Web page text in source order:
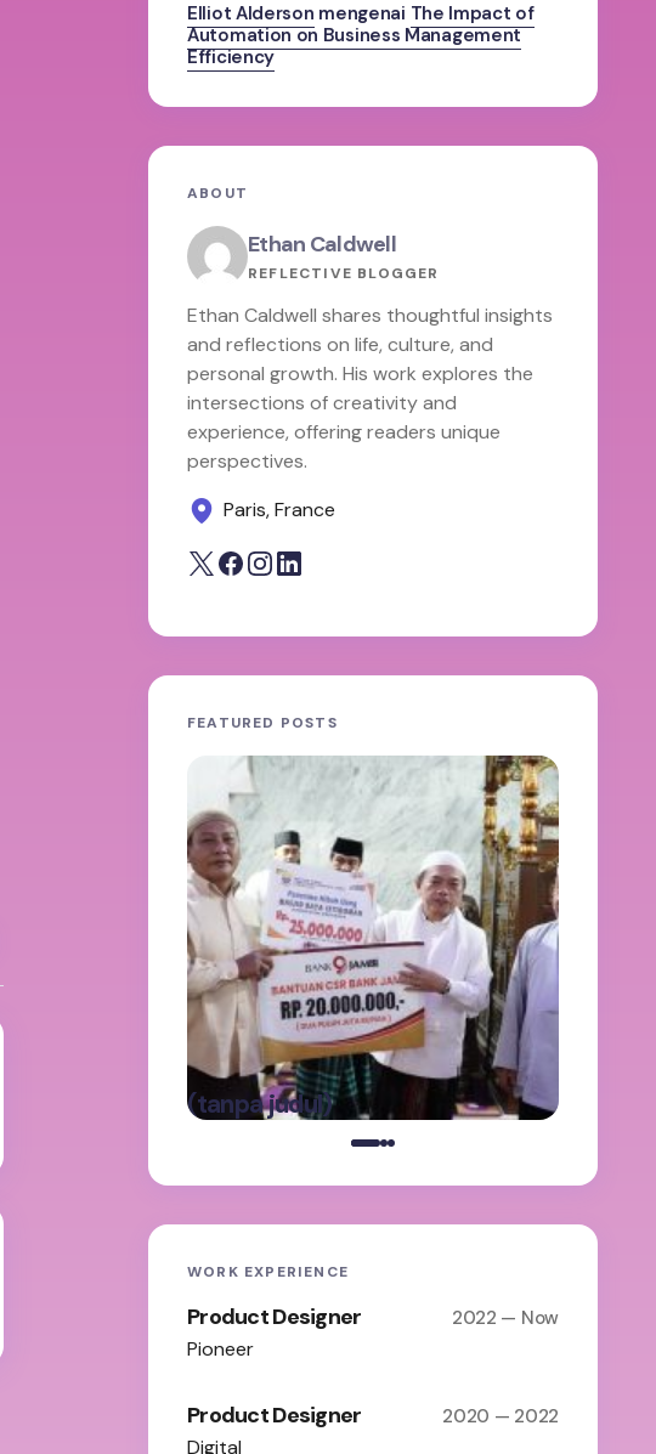
Elliot Alderson mengenai The Impact of
Automation on Business Management
Efficiency
ABOUT
Ethan Caldwell
REFLECTIVE BLOGGER
Ethan Caldwell shares thoughtful insights
and reflections on life, culture, and
personal growth. His work explores the
intersections of creativity and
experience, offering readers unique
perspectives.
Paris, France
FEATURED POSTS
(tanpa judul)
oleh Admin
Maret 5,
2025
WORK EXPERIENCE
Product Designer 2022 — Now
Pioneer
Product Designer 2020 — 2022
Digital